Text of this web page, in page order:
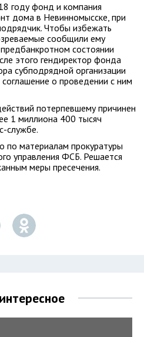
году фонд и компания
дома в Невинномысске, при
Чтобы избежать
сообщили ему
состоянии
этого гендиректор фонда
субподрядной организации
о проведении с ним
потерпевшему причинен
1 миллиона 400 тысяч
службе.
по материалам прокуратуры
управления ФСБ. Решается
меры пресечения.